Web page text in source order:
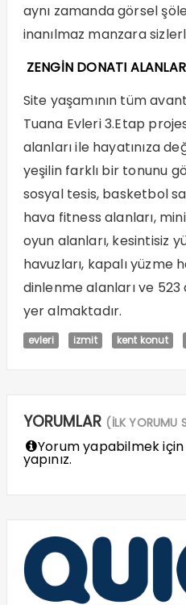
aynı zamanda görsel
inanılmaz manzara
ZENGİN DONATI
Site yaşamının tüm
Tuana Evleri 3.Etap
alanları ile hayatınıza
yeşilin farklı bir tonunu
sosyal tesis, basketbol
hava fitness alanları,
oyun alanları, kesintisiz
havuzları, kapalı yüzme
dinlenme alanları ve
yer almaktadır.​
evleri izmit kent konut
YORUMLAR (İLK YORUMU
Yorum yapabilmek için
yapınız.